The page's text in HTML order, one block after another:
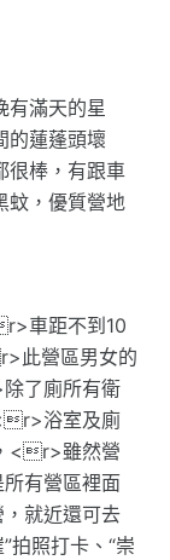
有滿天的星
的蓮蓬頭壞
很棒，有跟車
蚊，優質營地
車距不到10
此營區男女的
了廁所有衛
浴室及廁
<r>雖然營
有營區裡面
就近還可去
拍照打卡、“崇